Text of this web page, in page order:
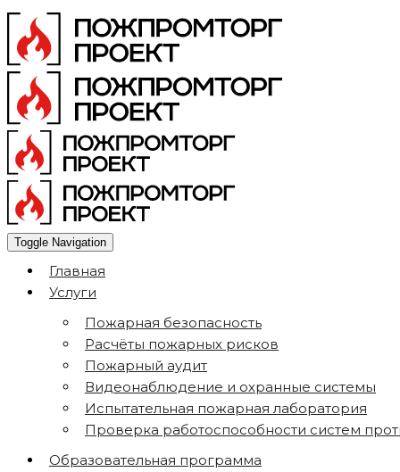
Toggle Navigation
Главная
Услуги
Пожарная безопасность
Расчёты пожарных рисков
Пожарный аудит
Видеонаблюдение и охранные системы
Испытательная пожарная лаборатория
Проверка работоспособности систем
Образовательная программа